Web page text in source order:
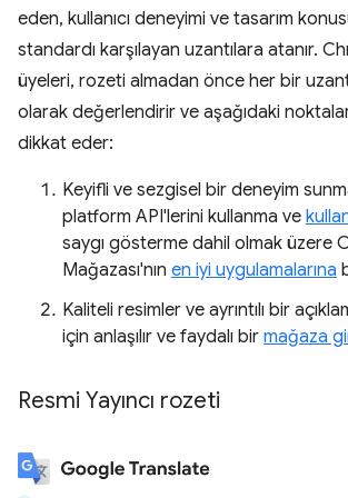
eden, kullanıcı deneyimi ve tasarım
standardı karşılayan uzantılara atanır.
üyeleri, rozeti almadan önce her bir
olarak değerlendirir ve aşağıdaki
dikkat eder:
Keyifli ve sezgisel bir deneyim
platform API'lerini kullanma ve
saygı gösterme dahil olmak üzere
Mağazası'nın en iyi uygulamalarına
Kaliteli resimler ve ayrıntılı bir
için anlaşılır ve faydalı bir mağaza
Resmi Yayıncı rozeti